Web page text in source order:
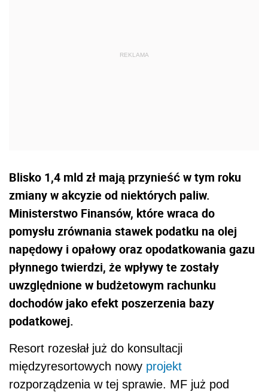
Blisko 1,4 mld zł mają przynieść w tym roku
zmiany w akcyzie od niektórych paliw.
Ministerstwo Finansów, które wraca do
pomysłu zrównania stawek podatku na olej
napędowy i opałowy oraz opodatkowania gazu
płynnego twierdzi, że wpływy te zostały
uwzględnione w budżetowym rachunku
dochodów jako efekt poszerzenia bazy
podatkowej.
Resort rozesłał już do konsultacji
międzyresortowych nowy projekt
rozporządzenia w tej sprawie. MF już pod